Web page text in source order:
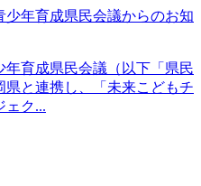
年育成県民会議からのお知
年育成県民会議（以下「県民
県と連携し、「未来こどもチ
ェク...